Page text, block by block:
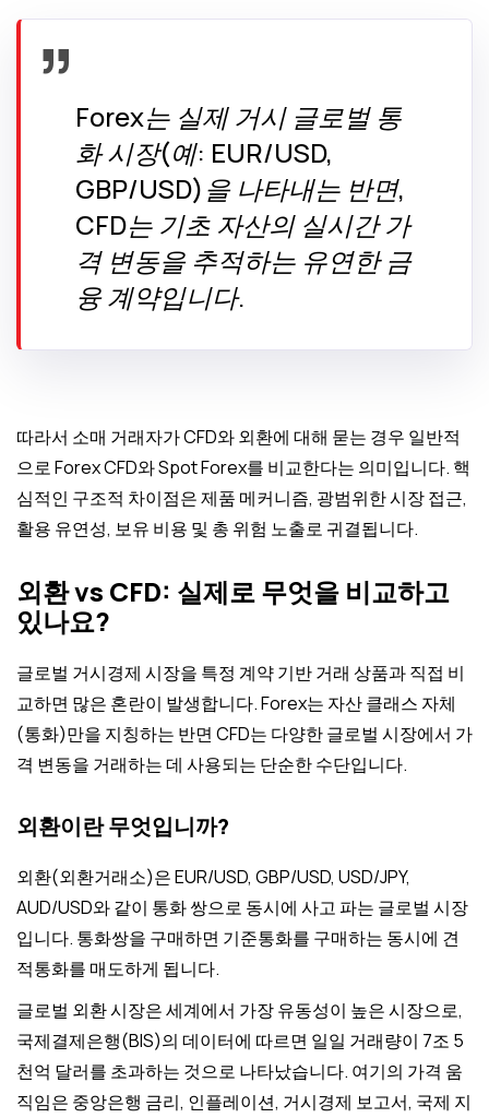
Forex는 실제 거시 글로벌 통
화 시장(예: EUR/USD,
GBP/USD)을 나타내는 반면,
CFD는 기초 자산의 실시간 가
격 변동을 추적하는 유연한 금
융 계약입니다.
따라서 소매 거래자가 CFD와 외환에 대해 묻는 경우 일반적
으로 Forex CFD와 Spot Forex를 비교한다는 의미입니다. 핵
심적인 구조적 차이점은 제품 메커니즘, 광범위한 시장 접근,
활용 유연성, 보유 비용 및 총 위험 노출로 귀결됩니다.
외환 vs CFD: 실제로 무엇을 비교하고
있나요?
글로벌 거시경제 시장을 특정 계약 기반 거래 상품과 직접 비
교하면 많은 혼란이 발생합니다. Forex는 자산 클래스 자체
(통화)만을 지칭하는 반면 CFD는 다양한 글로벌 시장에서 가
격 변동을 거래하는 데 사용되는 단순한 수단입니다.
외환이란 무엇입니까?
외환(외환거래소)은 EUR/USD, GBP/USD, USD/JPY,
AUD/USD와 같이 통화 쌍으로 동시에 사고 파는 글로벌 시장
입니다. 통화쌍을 구매하면 기준통화를 구매하는 동시에 견
적통화를 매도하게 됩니다.
글로벌 외환 시장은 세계에서 가장 유동성이 높은 시장으로,
국제결제은행(BIS)의 데이터에 따르면 일일 거래량이 7조 5
천억 달러를 초과하는 것으로 나타났습니다. 여기의 가격 움
직임은 중앙은행 금리, 인플레이션, 거시경제 보고서, 국제 지